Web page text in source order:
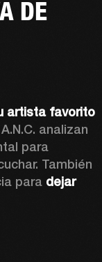
DE
artista favorito
analizan
para
También
para dejar